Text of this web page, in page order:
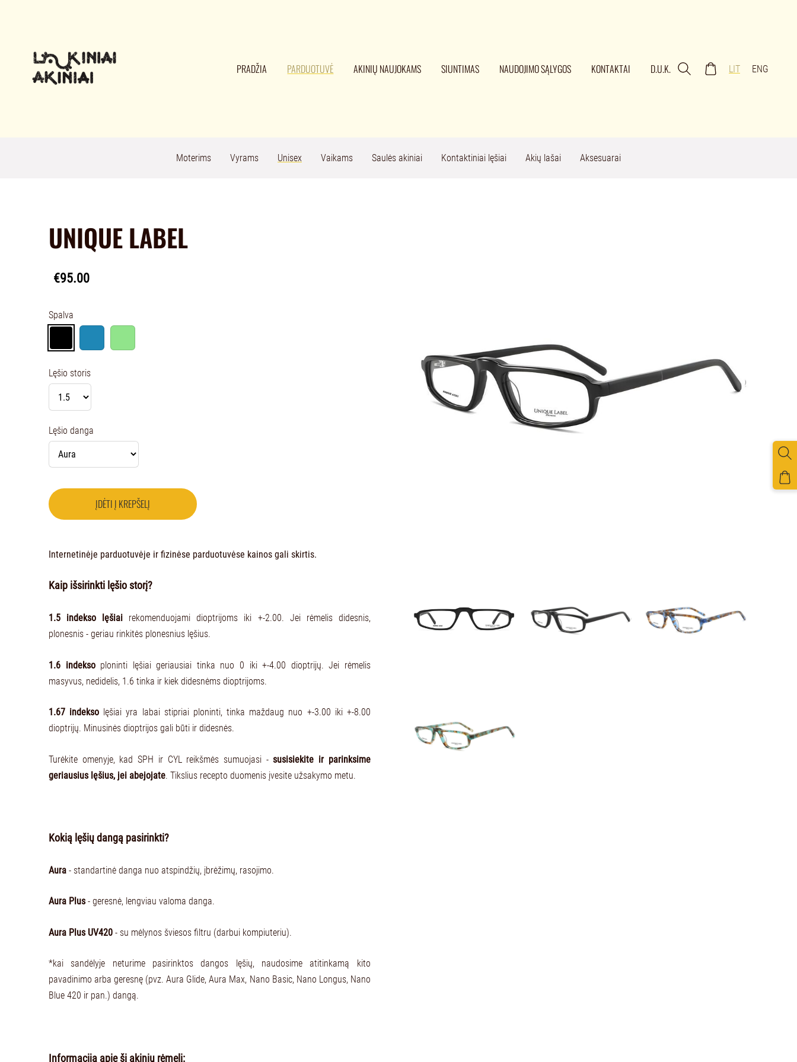
PRADŽIA PARDUOTUVĖ AKINIŲ NAUJOKAMS SIUNTIMAS NAUDOJIMO SĄLYGOS KONTAKTAI D.U.K. LIT ENG
Moterims Vyrams Unisex Vaikams Saulės akiniai Kontaktiniai lęšiai Akių lašai Aksesuarai
UNIQUE LABEL
€95.00
Spalva
Lęšio storis
Lęšio danga
ĮDĖTI Į KREPŠELĮ
Internetinėje parduotuvėje ir fizinėse parduotuvėse kainos gali skirtis.
Kaip išsirinkti lęšio storį?
1.5 indekso lęšiai rekomenduojami dioptrijoms iki +-2.00. Jei rėmelis didesnis,
plonesnis - geriau rinkitės plonesnius lęšius.
1.6 indeksoploninti lęšiai geriausiai tinka nuo 0 iki +-4.00 dioptrijų. Jei rėmelis
masyvus, nedidelis, 1.6 tinka ir kiek didesnėms dioptrijoms.
1.67 indekso lęšiai yra labai stipriai ploninti, tinka maždaug nuo +-3.00 iki +-8.00
dioptrijų. Minusinės dioptrijos gali būti ir didesnės.
Turėkite omenyje, kad SPH ir CYL reikšmės sumuojasi - susisiekite ir parinksime
geriausius lęšius, jei abejojate. Tikslius recepto duomenis įvesite užsakymo metu.
Kokią lęšių dangą pasirinkti?
Aura - standartinė danga nuo atspindžių, įbrėžimų, rasojimo.
Aura Plus- geresnė, lengviau valoma danga.
Aura Plus UV420 - su mėlynos šviesos filtru (darbui kompiuteriu).
*kai sandėlyje neturime pasirinktos dangos lęšių, naudosime atitinkamą kito
pavadinimo arba geresnę (pvz. Aura Glide, Aura Max, Nano Basic, Nano Longus, Nano
Blue 420 ir pan.) dangą.
Informacija apie šį akinių rėmelį: